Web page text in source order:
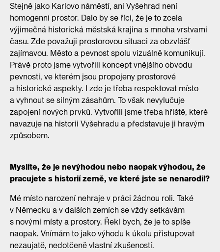
Stejně jako Karlovo náměstí, ani Vyšehrad není
homogenní prostor. Dalo by se říci, že je to zcela
výjimečná historická městská krajina s mnoha vrstvami
času. Zde považuji prostorovou situaci za obzvlášť
zajímavou. Město a pevnost spolu vizuálně komunikují.
Právě proto jsme vytvořili koncept vnějšího obvodu
pevnosti, ve kterém jsou propojeny prostorové
a historické aspekty. I zde je třeba respektovat místo
a vyhnout se silným zásahům. To však nevylučuje
zapojení nových prvků. Vytvořili jsme třeba hřiště, které
navazuje na historii Vyšehradu a představuje ji hravým
způsobem.
Myslíte, že je nevýhodou nebo naopak výhodou, že
pracujete s historií země, ve které jste se nenarodil?
Mé místo narození nehraje v práci žádnou roli. Také
v Německu a v dalších zemích se vždy setkávám
s novými místy a prostory. Řekl bych, že je to spíše
naopak. Vnímám to jako výhodu k úkolu přistupovat
nezaujatě, nedotčeně vlastní zkušeností.